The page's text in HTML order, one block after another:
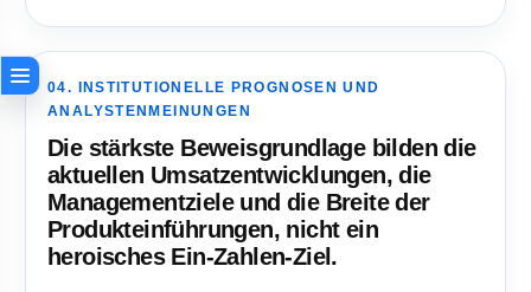
04. INSTITUTIONELLE PROGNOSEN UND
ANALYSTENMEINUNGEN
Die stärkste Beweisgrundlage bilden die
aktuellen Umsatzentwicklungen, die
Managementziele und die Breite der
Produkteinführungen, nicht ein
heroisches Ein-Zahlen-Ziel.